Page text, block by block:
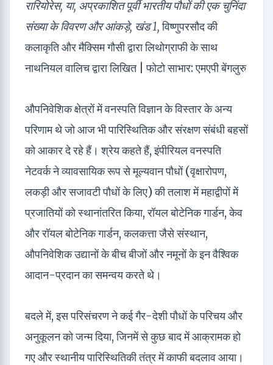
रारियोरेस, या, अप्रकाशित पूर्वी भारतीय पौधों की एक चुनिंदा
संख्या के विवरण और आंकड़े, खंड 1,विष्णुपरसौद की
कलाकृति और मैक्सिम गौसी द्वारा लिथोग्राफी के साथ
नाथनियल वालिच द्वारा लिखित | फोटो साभार: एमएपी बेंगलुरु
औपनिवेशिक क्षेत्रों में वनस्पति विज्ञान के विस्तार के अन्य
परिणाम थे जो आज भी पारिस्थितिक और संरक्षण संबंधी बहसों
को आकार दे रहे हैं। श्रेय कहते हैं, इंपीरियल वनस्पति
नेटवर्क ने व्यावसायिक रूप से मूल्यवान पौधों (वृक्षारोपण,
लकड़ी और सजावटी पौधों के लिए) की तलाश में महाद्वीपों में
प्रजातियों को स्थानांतरित किया, रॉयल बोटेनिक गार्डन, केव
और रॉयल बोटेनिक गार्डन, कलकत्ता जैसे संस्थान,
औपनिवेशिक उद्यानों के बीच बीजों और नमूनों के इन वैश्विक
आदान-प्रदान का समन्वय करते थे।
बदले में, इस परिसंचरण ने कई गैर-देशी पौधों के परिचय और
अनुकूलन को जन्म दिया, जिनमें से कुछ बाद में आक्रामक हो
गए और स्थानीय पारिस्थितिकी तंत्र में काफी बदलाव आया।